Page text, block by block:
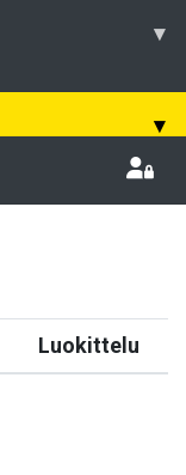
▾
▾
Luokittelu